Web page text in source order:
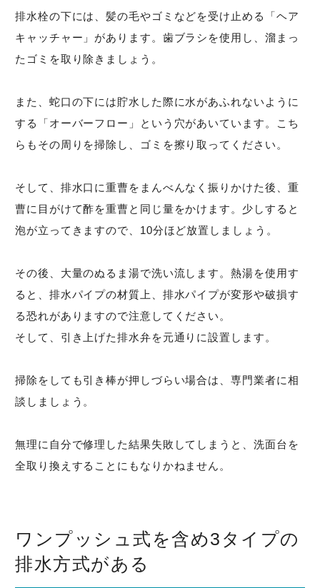
排水栓の下には、髪の毛やゴミなどを受け止める「ヘア
キャッチャー」があります。歯ブラシを使用し、溜まっ
たゴミを取り除きましょう。
また、蛇口の下には貯水した際に水があふれないように
する「オーバーフロー」という穴があいています。こち
らもその周りを掃除し、ゴミを擦り取ってください。
そして、排水口に重曹をまんべんなく振りかけた後、重
曹に目がけて酢を重曹と同じ量をかけます。少しすると
泡が立ってきますので、10分ほど放置しましょう。
その後、大量のぬるま湯で洗い流します。熱湯を使用す
ると、排水パイプの材質上、排水パイプが変形や破損す
る恐れがありますので注意してください。
そして、引き上げた排水弁を元通りに設置します。
掃除をしても引き棒が押しづらい場合は、専門業者に相
談しましょう。
無理に自分で修理した結果失敗してしまうと、洗面台を
全取り換えすることにもなりかねません。
ワンプッシュ式を含め3タイプの
排水方式がある